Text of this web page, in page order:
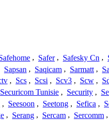
, Safer , Safesky Cn ,
Sapsan , Saqicam , Sarmatt ,
, Scs , Scsi , Scv3 , Scw ,
Securicom Tunisie , Security ,
, Seesoon , Seetong , Sefica ,
, Serang , Sercam , Sercomm ,